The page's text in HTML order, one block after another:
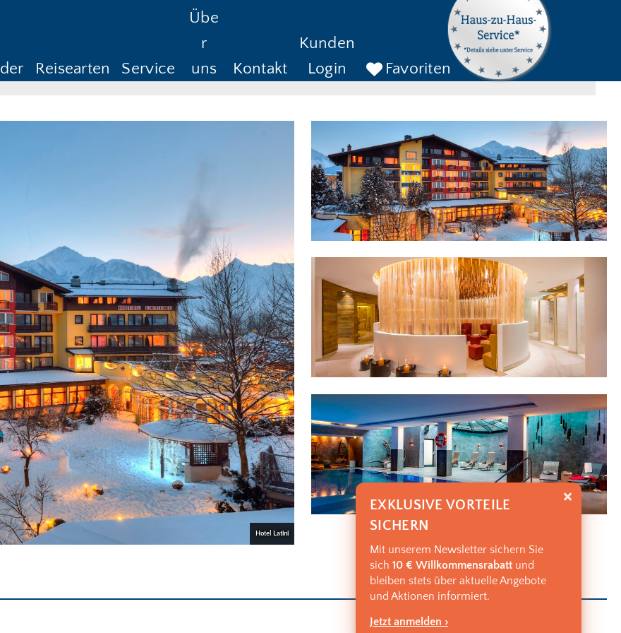
Reisearten Service
Übe
r
uns
Kontakt
Kunden
Login
Favoriten
Anreise ab Rückreise bis SUCHEN
Hotel Latini
EXKLUSIVE VORTEILE
SICHERN
Mit unserem Newsletter sichern Sie
sich 10 € Willkommensrabatt und
bleiben stets über aktuelle Angebote
und Aktionen informiert.
Jetzt anmelden ›